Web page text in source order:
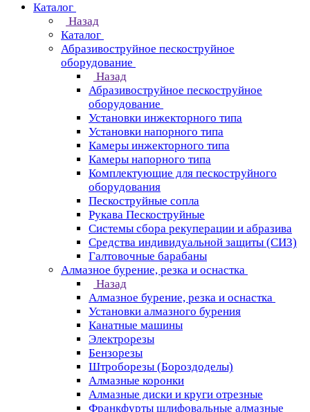
Каталог
Назад
Каталог
Абразивоструйное пескоструйное
оборудование
Назад
Абразивоструйное пескоструйное
оборудование
Установки инжекторного типа
Установки напорного типа
Камеры инжекторного типа
Камеры напорного типа
Комплектующие для пескоструйного
оборудования
Пескоструйные сопла
Рукава Пескоструйные
Системы сбора рекуперации и абразива
Средства индивидуальной защиты (СИЗ)
Галтовочные барабаны
Алмазное бурение, резка и оснастка
Назад
Алмазное бурение, резка и оснастка
Установки алмазного бурения
Канатные машины
Электрорезы
Бензорезы
Штроборезы (Бороздоделы)
Алмазные коронки
Алмазные диски и круги отрезные
Франкфурты шлифовальные алмазные